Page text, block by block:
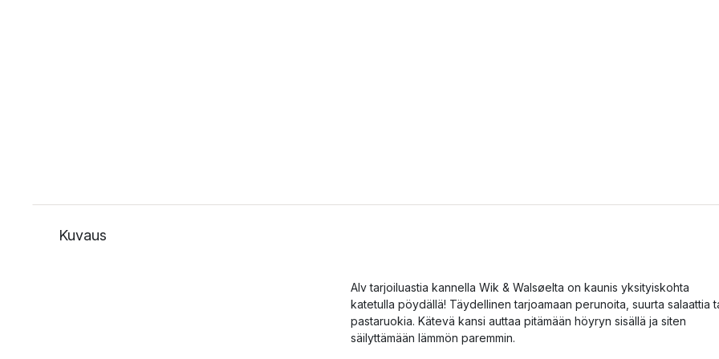
Kuvaus
Alv tarjoiluastia kannella Wik & Walsøelta on kaunis yksityiskohta
katetulla pöydällä! Täydellinen tarjoamaan perunoita, suurta salaattia
pastaruokia. Kätevä kansi auttaa pitämään höyryn sisällä ja siten
säilyttämään lämmön paremmin.